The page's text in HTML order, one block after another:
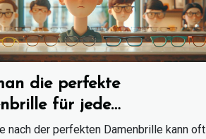
die perfekte
für jede
findet
nach der perfekten Damenbrille kann oft